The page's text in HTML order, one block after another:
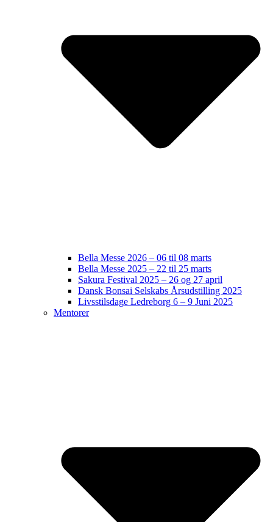
Bella Messe 2026 – 06 til 08 marts
Bella Messe 2025 – 22 til 25 marts
Sakura Festival 2025 – 26 og 27 april
Dansk Bonsai Selskabs Årsudstilling 2025
Livsstilsdage Ledreborg 6 – 9 Juni 2025
Mentorer